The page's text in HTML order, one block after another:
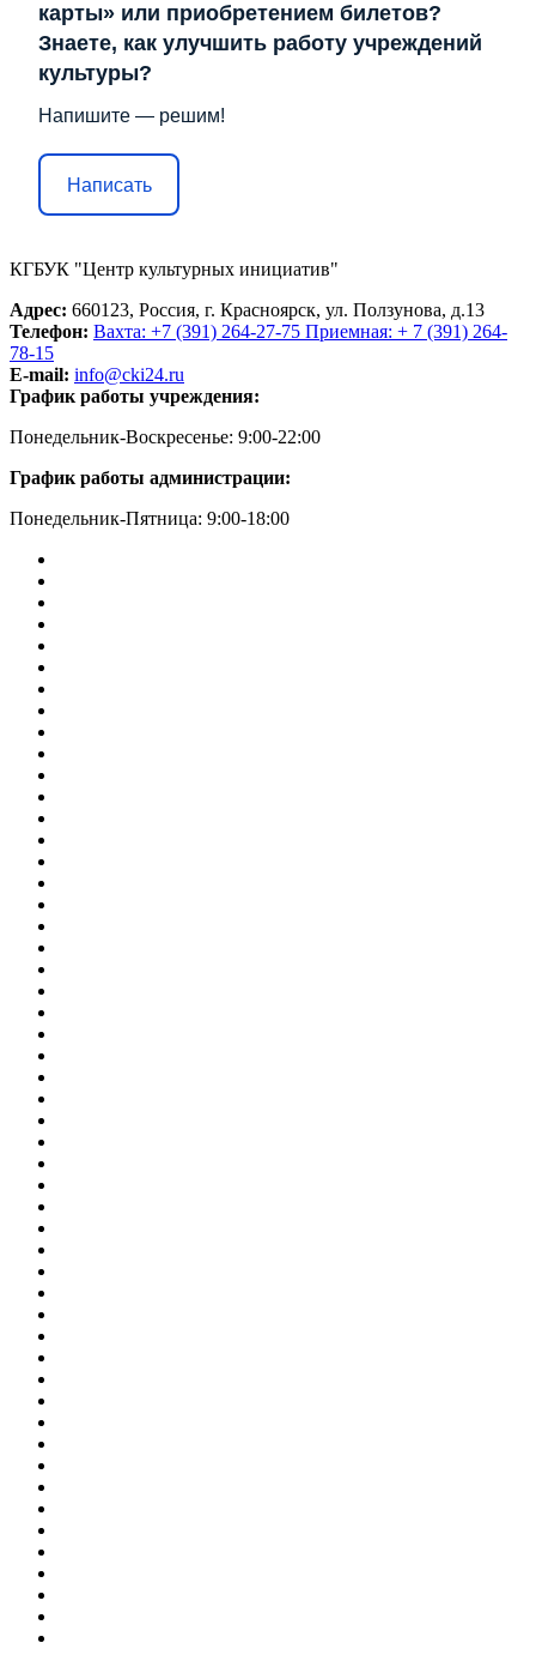
карты» или приобретением билетов?
Знаете, как улучшить работу учреждений
культуры?
Напишите — решим!
Написать
КГБУК "Центр культурных инициатив"
Адрес: 660123, Россия, г. Красноярск, ул. Ползунова, д.13
Телефон: Вахта: +7 (391) 264-27-75 Приемная: + 7 (391) 264-
78-15
E-mail: info@cki24.ru
График работы учреждения:
Понедельник-Воскресенье: 9:00-22:00
График работы администрации:
Понедельник-Пятница: 9:00-18:00